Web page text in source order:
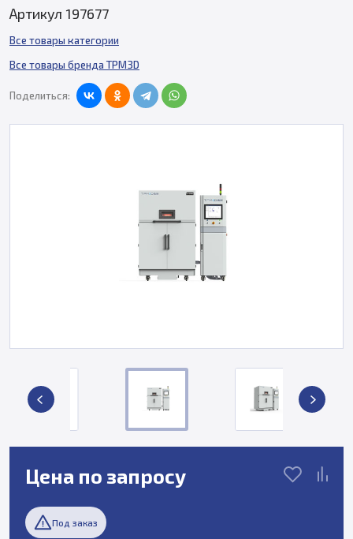
Артикул 197677
Все товары категории
Все товары бренда TPM3D
Поделиться:
Цена по запросу
Под заказ